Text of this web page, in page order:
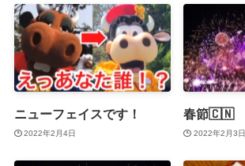
ニューフェイスです！
2022年2月4日
春節🇨🇳
2022年2月3日